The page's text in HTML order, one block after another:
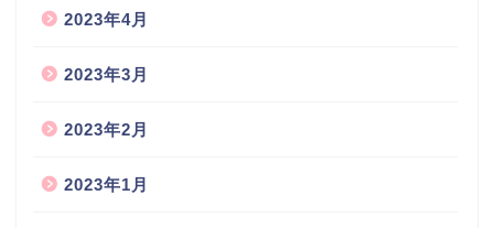
2023年4月
2023年3月
2023年2月
2023年1月